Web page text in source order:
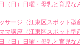
（日）日曜・母乳と育児な
サージ（江東区スポット型
マ講座（江東区スポット型
（日）日曜・母乳と育児な